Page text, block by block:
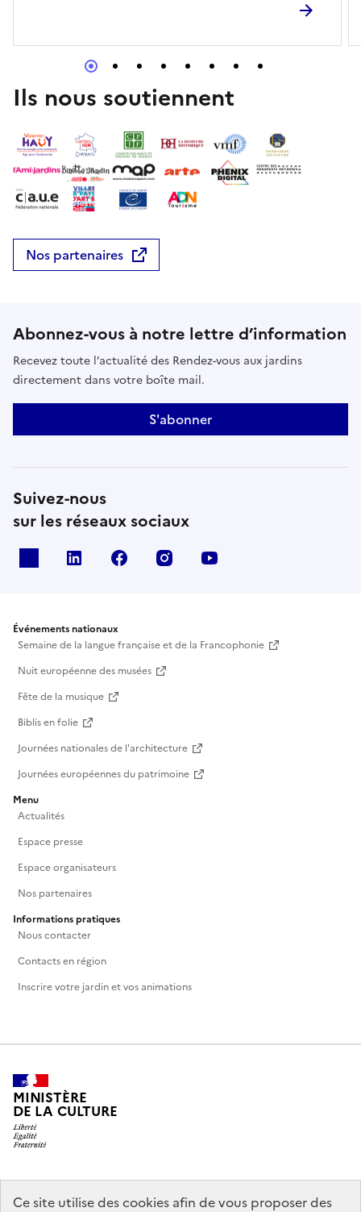
Ce site utilise des cookies afin de vous proposer des
Ils nous soutiennent
Nos partenaires
Abonnez-vous à notre lettre d’information
Recevez toute l’actualité des Rendez-vous aux jardins
directement dans votre boîte mail.
S'abonner
Suivez-nous
sur les réseaux sociaux
Linkedin Facebook Instagram
Événements nationaux
Semaine de la langue française et de la Francophonie
Nuit européenne des musées
Fête de la musique
Biblis en folie
Journées nationales de l'architecture
Journées européennes du patrimoine
Menu
Actualités
Espace presse
Espace organisateurs
Nos partenaires
Informations pratiques
Nous contacter
Contacts en région
Inscrire votre jardin et vos animations
MINISTÈRE
DE LA CULTURE
legifrance.gouv.fr info.gouv.fr